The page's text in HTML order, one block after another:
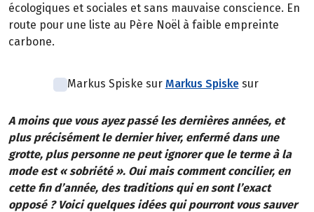
écologiques et sociales et sans mauvaise conscience. En
route pour une liste au Père Noël à faible empreinte
carbone.
Markus Spiske sur Markus Spiskesur
A moins que vous ayez passé les dernières années, et
plus précisément le dernier hiver, enfermé dans une
grotte, plus personne ne peut ignorer que le terme à la
mode est « sobriété ». Oui mais comment concilier, en
cette fin d’année, des traditions qui en sont l’exact
opposé ? Voici quelques idées qui pourront vous sauver